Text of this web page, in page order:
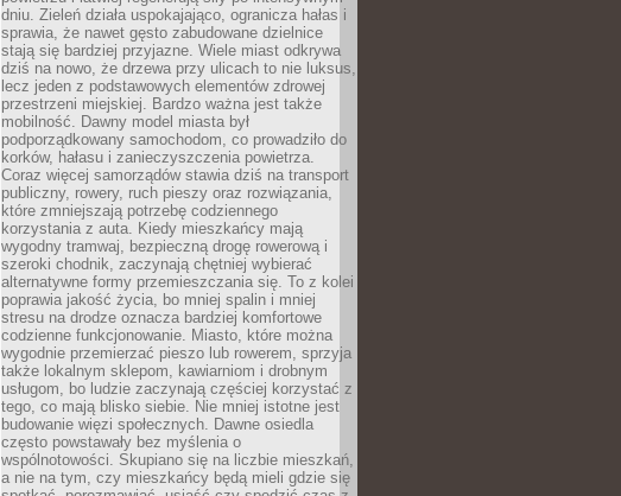
dniu. Zieleń działa uspokajająco, ogranicza hałas i
sprawia, że nawet gęsto zabudowane dzielnice
stają się bardziej przyjazne. Wiele miast odkrywa
dziś na nowo, że drzewa przy ulicach to nie luksus,
lecz jeden z podstawowych elementów zdrowej
przestrzeni miejskiej. Bardzo ważna jest także
mobilność. Dawny model miasta był
podporządkowany samochodom, co prowadziło do
korków, hałasu i zanieczyszczenia powietrza.
Coraz więcej samorządów stawia dziś na transport
publiczny, rowery, ruch pieszy oraz rozwiązania,
które zmniejszają potrzebę codziennego
korzystania z auta. Kiedy mieszkańcy mają
wygodny tramwaj, bezpieczną drogę rowerową i
szeroki chodnik, zaczynają chętniej wybierać
alternatywne formy przemieszczania się. To z kolei
poprawia jakość życia, bo mniej spalin i mniej
stresu na drodze oznacza bardziej komfortowe
codzienne funkcjonowanie. Miasto, które można
wygodnie przemierzać pieszo lub rowerem, sprzyja
także lokalnym sklepom, kawiarniom i drobnym
usługom, bo ludzie zaczynają częściej korzystać z
tego, co mają blisko siebie. Nie mniej istotne jest
budowanie więzi społecznych. Dawne osiedla
często powstawały bez myślenia o
wspólnotowości. Skupiano się na liczbie mieszkań,
a nie na tym, czy mieszkańcy będą mieli gdzie się